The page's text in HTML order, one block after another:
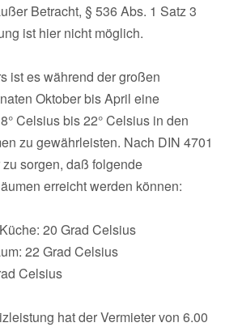
Betracht, § 536 Abs. 1 Satz 3
ist hier nicht möglich.
ist es während der großen
Oktober bis April eine
Celsius bis 22° Celsius in den
zu gewährleisten. Nach DIN 4701
sorgen, daß folgende
erreicht werden können:
20 Grad Celsius
22 Grad Celsius
Celsius
hat der Vermieter von 6.00